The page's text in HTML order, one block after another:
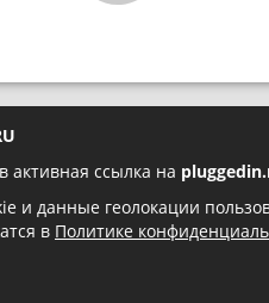
активная ссылка на
и данные геолокации
в Политике